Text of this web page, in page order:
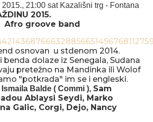
21:00 sat Kazališni trg - Fontana
2015.
Afro groove band
osnovan u stdenom 2014.
benda dolaze iz Senegala, Sudana
pretežno na Mandinka ili Wolof
"potkrada" im se i engleski.
Ismaila Balde ( Commi ), Sam
Ablaysi Seydi, Marko
Galic, Corgi, Dejo, Nancy